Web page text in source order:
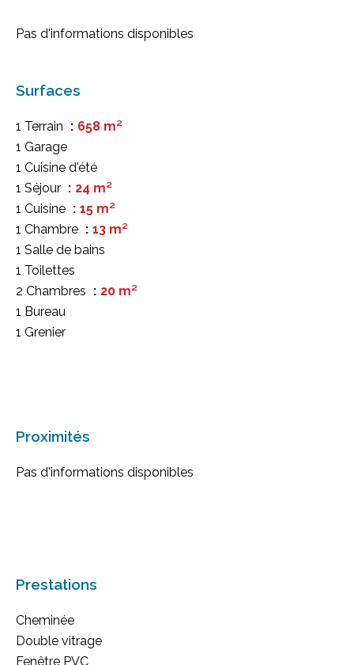
Pas d'informations disponibles
Surfaces
1 Terrain
658 m²
1 Garage
1 Cuisine d'été
1 Séjour
24 m²
1 Cuisine
15 m²
1 Chambre
13 m²
1 Salle de bains
1 Toilettes
2 Chambres
20 m²
1 Bureau
1 Grenier
Proximités
Pas d'informations disponibles
Prestations
Cheminée
Double vitrage
Fenêtre PVC